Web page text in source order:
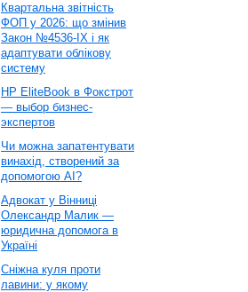
Квартальна звітність
ФОП у 2026: що змінив
Закон №4536-IX і як
адаптувати облікову
систему
HP EliteBook в Фокстрот
— выбор бизнес-
экспертов
Чи можна запатентувати
винахід, створений за
допомогою AI?
Адвокат у Вінниці
Олександр Малик —
юридична допомога в
Україні
Сніжна куля проти
лавини: у якому